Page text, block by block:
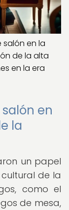
en la
de la alta
en la era
en
la
un papel
de la
como el
de mesa,